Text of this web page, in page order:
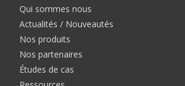
Qui sommes nous
Actualités / Nouveautés
Nos produits
Nos partenaires
Études de cas